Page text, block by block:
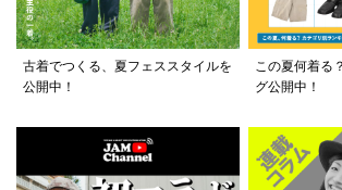
古着でつくる、夏フェススタイルを
公開中！
この夏何着る
グ公開中！